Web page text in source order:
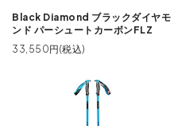
Black Diamond ブラックダイヤモ
ンド パーシュートカーボンFLZ
33,550円(税込)